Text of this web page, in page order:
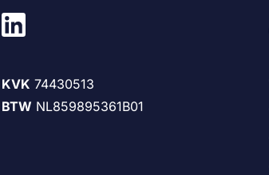
KVK 74430513
BTW NL859895361B01